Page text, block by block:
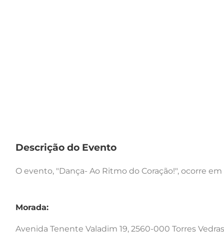
Descrição do Evento
O evento, "Dança- Ao Ritmo do Coração!", ocorre em
Morada:
Avenida Tenente Valadim 19, 2560-000 Torres Vedras